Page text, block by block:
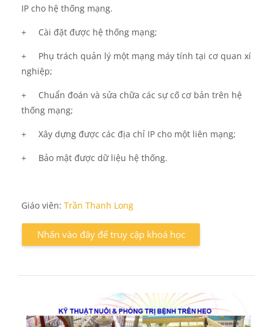
IP cho hệ thống mạng.
+ Cài đặt được hệ thống mạng;
+ Phụ trách quản lý một mạng máy tính tại cơ quan xí
nghiệp;
+ Chuẩn đoán và sửa chữa các sự cố cơ bản trên hệ
thống mạng;
+ Xây dựng được các địa chỉ IP cho một liên mạng;
+ Bảo mật được dữ liệu hệ thống.
Giáo viên: Trần Thanh Long
Nhấn vào đây để truy cập khoá học